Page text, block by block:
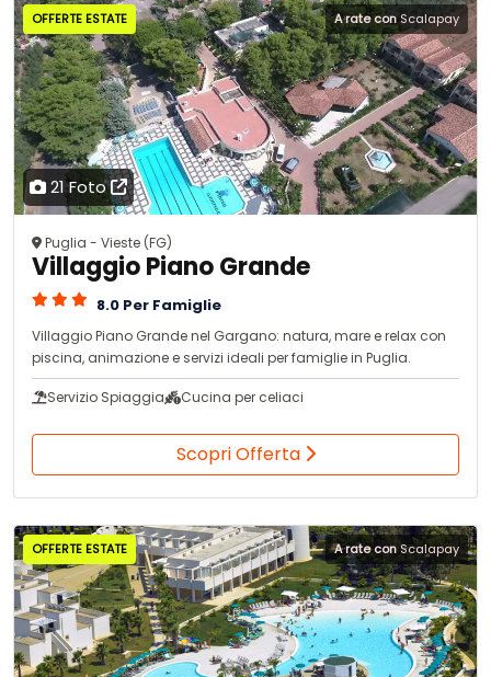
21 Foto
OFFERTE ESTATE A rate conScalapay
Puglia - Vieste (FG)
Villaggio Piano Grande
8.0 Per Famiglie
Villaggio Piano Grande nel Gargano: natura, mare e relax con
piscina, animazione e servizi ideali per famiglie in Puglia.
Servizio Spiaggia Cucina per celiaci
Scopri Offerta
OFFERTE ESTATE A rate conScalapay